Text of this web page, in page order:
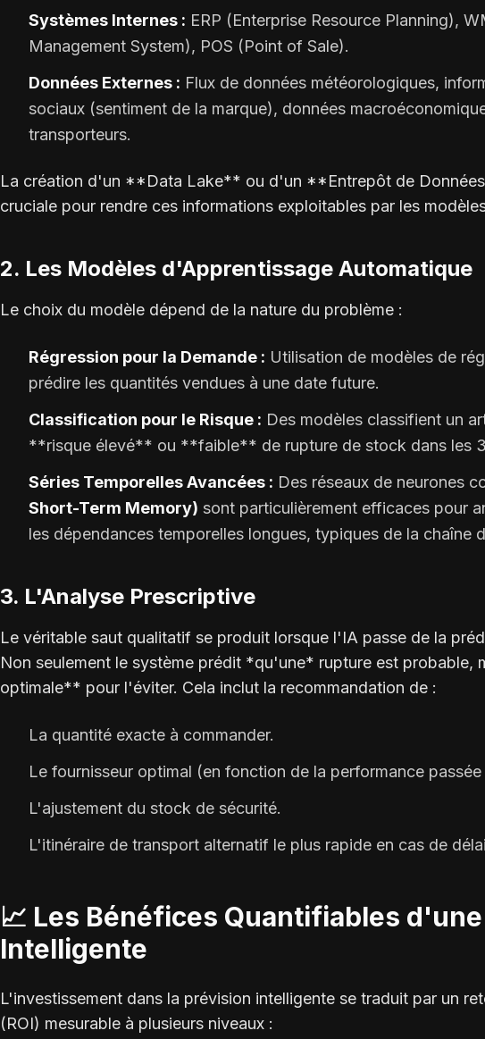
Systèmes Internes : ERP (Enterprise Resource Planning),
Management System), POS (Point of Sale).
Données Externes : Flux de données météorologiques,
sociaux (sentiment de la marque), données
transporteurs.
La création d'un **Data Lake** ou d'un **Entrepôt de
cruciale pour rendre ces informations exploitables par les
2. Les Modèles d'Apprentissage Automatique
Le choix du modèle dépend de la nature du problème :
Régression pour la Demande : Utilisation de modèles de
prédire les quantités vendues à une date future.
Classification pour le Risque : Des modèles classifient un
**risque élevé** ou **faible** de rupture de stock dans les
Séries Temporelles Avancées : Des réseaux de neurones
Short-Term Memory) sont particulièrement efficaces pour
les dépendances temporelles longues, typiques de la chaîne
3. L'Analyse Prescriptive
Le véritable saut qualitatif se produit lorsque l'IA passe de la
Non seulement le système prédit *qu'une* rupture est probable,
optimale** pour l'éviter. Cela inclut la recommandation de :
La quantité exacte à commander.
Le fournisseur optimal (en fonction de la performance
L'ajustement du stock de sécurité.
L'itinéraire de transport alternatif le plus rapide en cas de
📈 Les Bénéfices Quantifiables
Intelligente
L'investissement dans la prévision intelligente se traduit par un
(ROI) mesurable à plusieurs niveaux :